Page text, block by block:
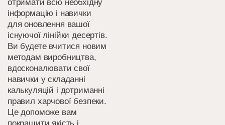
отримати всю необхідну
інформацію і навички
для оновлення вашої
існуючої лінійки десертів.
Ви будете вчитися новим
методам виробництва,
вдосконалювати свої
навички у складанні
калькуляцій і дотриманні
правил харчової безпеки.
Це допоможе вам
покращити якість і